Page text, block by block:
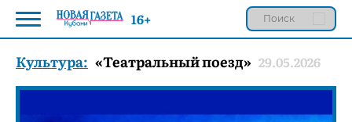
Культура: «Театральный поезд» 29.05.2026
16+